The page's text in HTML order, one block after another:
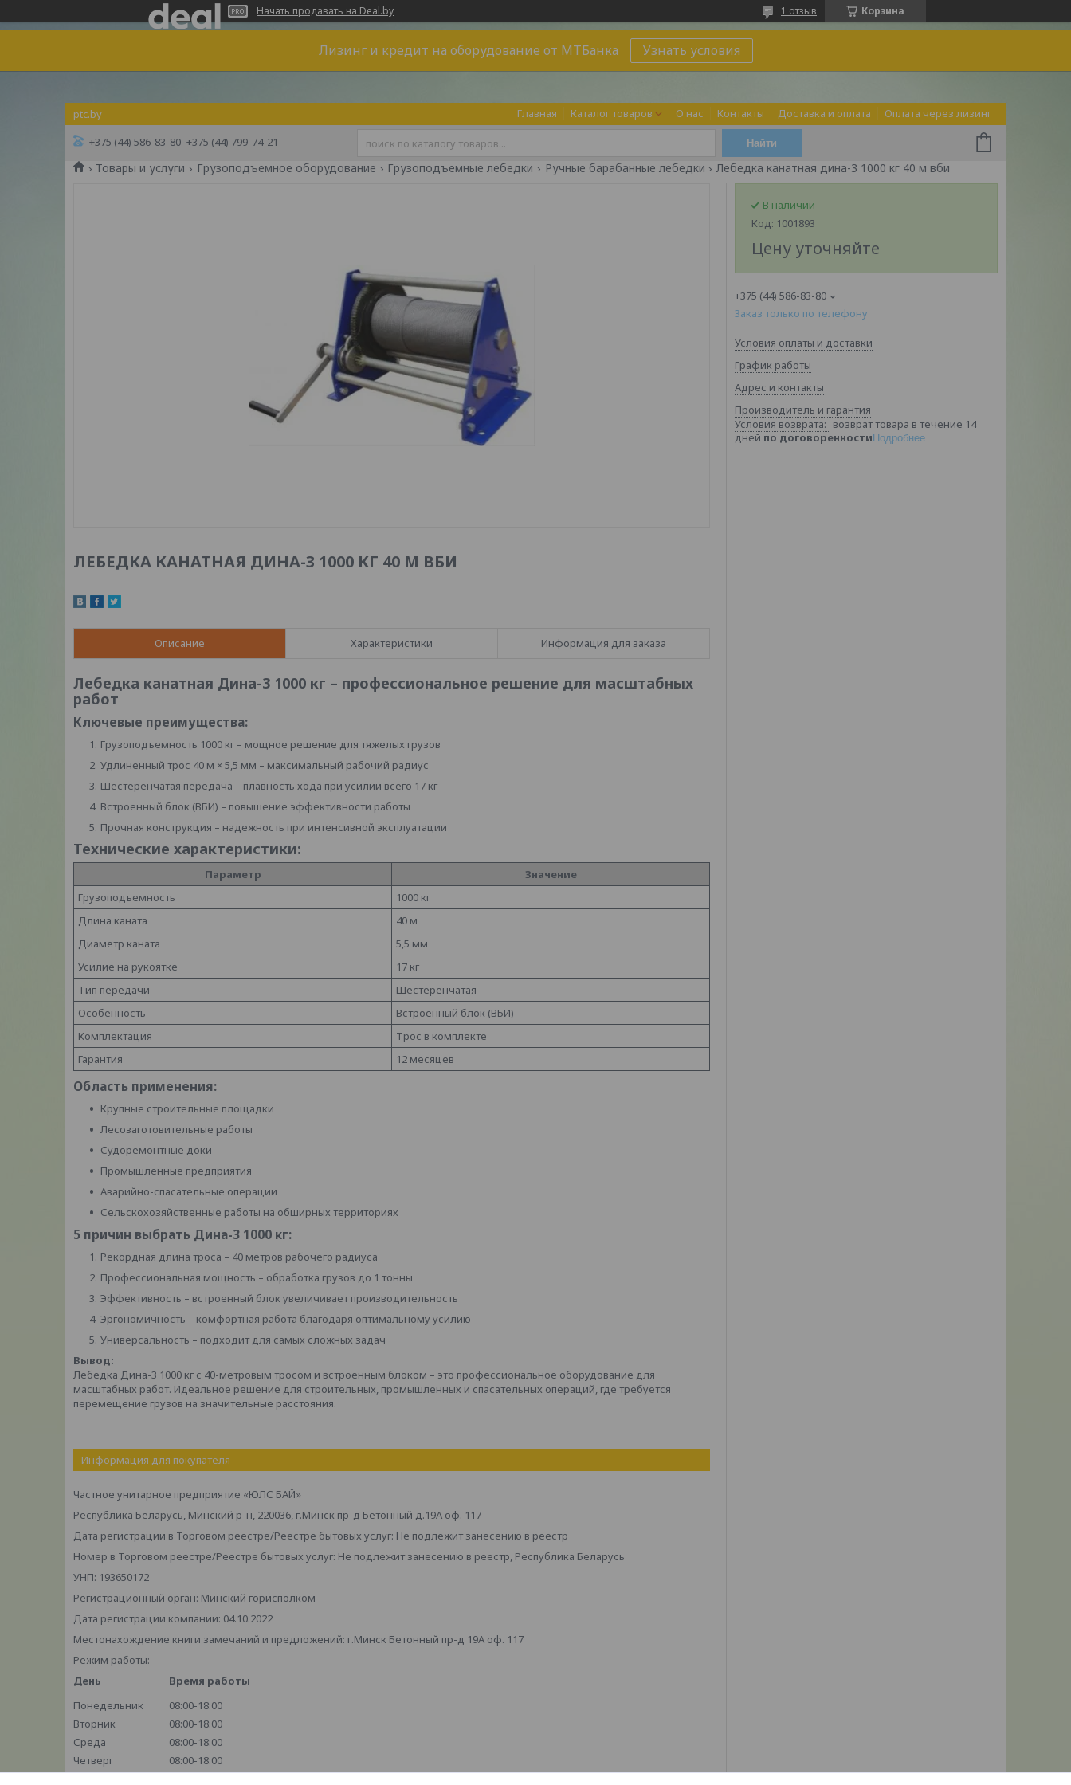
Начать продавать на Deal.by Корзина
1 отзыв
Лизинг и кредит на оборудование от МТБанка Узнать условия
ptc.by Главная Каталог товаров О нас Контакты Доставка и оплата Оплата через лизинг
+375 (44) 586-83-80 +375 (44) 799-74-21 Найти
Товары и услуги Грузоподъемное оборудование Грузоподъемные лебедки Ручные барабанные лебедки Лебедка канатная дина-3 1000 кг 40 м вби
ЛЕБЕДКА КАНАТНАЯ ДИНА-3 1000 КГ 40 М ВБИ
Описание Характеристики Информация для заказа
Лебедка канатная Дина-3 1000 кг – профессиональное решение для масштабных
работ
Ключевые преимущества:
Грузоподъемность 1000 кг – мощное решение для тяжелых грузов
Удлиненный трос 40 м × 5,5 мм – максимальный рабочий радиус
Шестеренчатая передача – плавность хода при усилии всего 17 кг
Встроенный блок (ВБИ) – повышение эффективности работы
Прочная конструкция – надежность при интенсивной эксплуатации
Технические характеристики:
Параметр
Значение
Грузоподъемность
1000 кг
Длина каната
40 м
Диаметр каната
5,5 мм
Усилие на рукоятке
17 кг
Тип передачи
Шестеренчатая
Особенность
Встроенный блок (ВБИ)
Комплектация
Трос в комплекте
Гарантия
12 месяцев
Область применения:
Крупные строительные площадки
Лесозаготовительные работы
Судоремонтные доки
Промышленные предприятия
Аварийно-спасательные операции
Сельскохозяйственные работы на обширных территориях
5 причин выбрать Дина-3 1000 кг:
Рекордная длина троса – 40 метров рабочего радиуса
Профессиональная мощность – обработка грузов до 1 тонны
Эффективность – встроенный блок увеличивает производительность
Эргономичность – комфортная работа благодаря оптимальному усилию
Универсальность – подходит для самых сложных задач
Вывод:
Лебедка Дина-3 1000 кг с 40-метровым тросом и встроенным блоком – это профессиональное оборудование для
масштабных работ. Идеальное решение для строительных, промышленных и спасательных операций, где требуется
перемещение грузов на значительные расстояния.
Информация для покупателя
Частное унитарное предприятие «ЮЛС БАЙ»
Республика Беларусь, Минский р-н, 220036, г.Минск пр-д Бетонный д.19А оф. 117
Дата регистрации в Торговом реестре/Реестре бытовых услуг: Не подлежит занесению в реестр
Номер в Торговом реестре/Реестре бытовых услуг: Не подлежит занесению в реестр, Республика Беларусь
УНП: 193650172
Регистрационный орган: Минский горисполком
Дата регистрации компании: 04.10.2022
Местонахождение книги замечаний и предложений: г.Минск Бетонный пр-д 19А оф. 117
Режим работы:
День
Время работы
Понедельник
08:00-18:00
Вторник
08:00-18:00
Среда
08:00-18:00
Четверг
08:00-18:00
В наличии
Код: 1001893
Цену уточняйте
+375 (44) 586-83-80
Заказ только по телефону
Условия оплаты и доставки
График работы
Адрес и контакты
Производитель и гарантия
возврат товара в течение 14
дней по договоренности Подробнее